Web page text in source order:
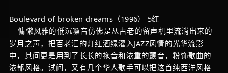
Boulevard of broken dreams（1996） 5红
慵懒风雅的低沉嗓音仿佛是从古老的留声机里流淌出来的
岁月之声，把百老汇的灯红酒绿灌入JAZZ风情的光华流影
中，其间更是用到了长长的拖音和浓重的颤音，粉饰歌曲的
浓郁风格。试问，又有几个华人歌手可以把这首纯西洋风格